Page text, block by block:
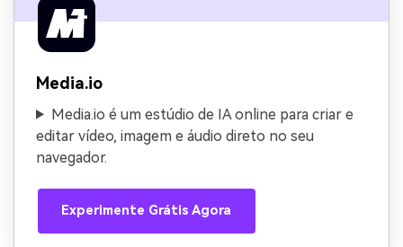
Media.io
Media.io é um estúdio de IA online para criar e
editar vídeo, imagem e áudio direto no seu
navegador.
Experimente Grátis Agora